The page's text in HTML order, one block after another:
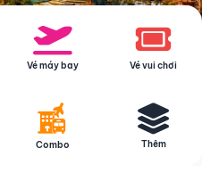
Vé máy bay Vé vui chơi
Combo Thêm